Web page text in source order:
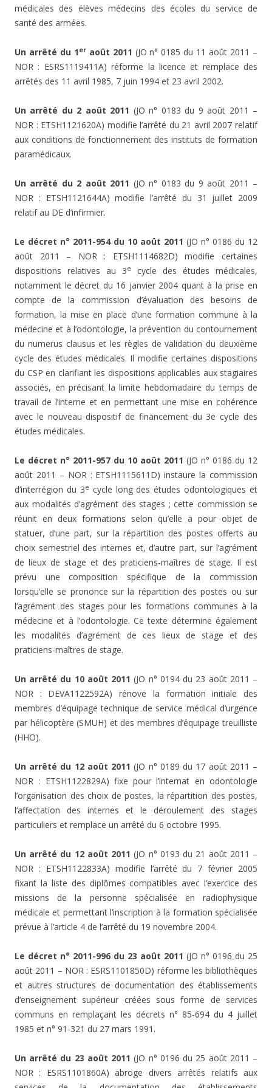
médicales des élèves médecins des écoles du service de
santé des armées.
Un arrêté du 1eraoût 2011 (JO n° 0185 du 11 août 2011 –
NOR : ESRS1119411A) réforme la licence et remplace des
arrêtés des 11 avril 1985, 7 juin 1994 et 23 avril 2002.
Un arrêté du 2 août 2011 (JO n° 0183 du 9 août 2011 –
NOR : ETSH1121620A) modifie l’arrêté du 21 avril 2007 relatif
aux conditions de fonctionnement des instituts de formation
paramédicaux.
Un arrêté du 2 août 2011 (JO n° 0183 du 9 août 2011 –
NOR : ETSH1121644A) modifie l’arrêté du 31 juillet 2009
relatif au DE d’infirmier.
Le décret n° 2011-954 du 10 août 2011 (JO n° 0186 du 12
août 2011 – NOR : ETSH1114682D) modifie certaines
dispositions relatives au 3e
cycle des études médicales,
notamment le décret du 16 janvier 2004 quant à la prise en
compte de la commission d’évaluation des besoins de
formation, la mise en place d’une formation commune à la
médecine et à l’odontologie, la prévention du contournement
du numerus clausus et les règles de validation du deuxième
cycle des études médicales. Il modifie certaines dispositions
du CSP en clarifiant les dispositions applicables aux stagiaires
associés, en précisant la limite hebdomadaire du temps de
travail de l’interne et en permettant une mise en cohérence
avec le nouveau dispositif de financement du 3e cycle des
études médicales.
Le décret n° 2011-957 du 10 août 2011 (JO n° 0186 du 12
août 2011 – NOR : ETSH1115611D) instaure la commission
d’interrégion du 3e cycle long des études odontologiques et
aux modalités d’agrément des stages ; cette commission se
réunit en deux formations selon qu’elle a pour objet de
statuer, d’une part, sur la répartition des postes offerts au
choix semestriel des internes et, d’autre part, sur l’agrément
de lieux de stage et des praticiens-maîtres de stage. Il est
prévu une composition spécifique de la commission
lorsqu’elle se prononce sur la répartition des postes ou sur
l’agrément des stages pour les formations communes à la
médecine et à l’odontologie. Ce texte détermine également
les modalités d’agrément de ces lieux de stage et des
praticiens-maîtres de stage.
Un arrêté du 10 août 2011 (JO n° 0194 du 23 août 2011 –
NOR : DEVA1122592A) rénove la formation initiale des
membres d’équipage technique de service médical d’urgence
par hélicoptère (SMUH) et des membres d’équipage treuilliste
(HHO).
Un arrêté du 12 août 2011 (JO n° 0189 du 17 août 2011 –
NOR : ETSH1122829A) fixe pour l’internat en odontologie
l’organisation des choix de postes, la répartition des postes,
l’affectation des internes et le déroulement des stages
particuliers et remplace un arrêté du 6 octobre 1995.
Un arrêté du 12 août 2011 (JO n° 0193 du 21 août 2011 –
NOR : ETSH1122833A) modifie l’arrêté du 7 février 2005
fixant la liste des diplômes compatibles avec l’exercice des
missions de la personne spécialisée en radiophysique
médicale et permettant l’inscription à la formation spécialisée
prévue à l’article 4 de l’arrêté du 19 novembre 2004.
Le décret n° 2011-996 du 23 août 2011 (JO n° 0196 du 25
août 2011 – NOR : ESRS1101850D) réforme les bibliothèques
et autres structures de documentation des établissements
d’enseignement supérieur créées sous forme de services
communs en remplaçant les décrets n° 85-694 du 4 juillet
1985 et n° 91‑321 du 27 mars 1991.
Un arrêté du 23 août 2011 (JO n° 0196 du 25 août 2011 –
NOR : ESRS1101860A) abroge divers arrêtés relatifs aux